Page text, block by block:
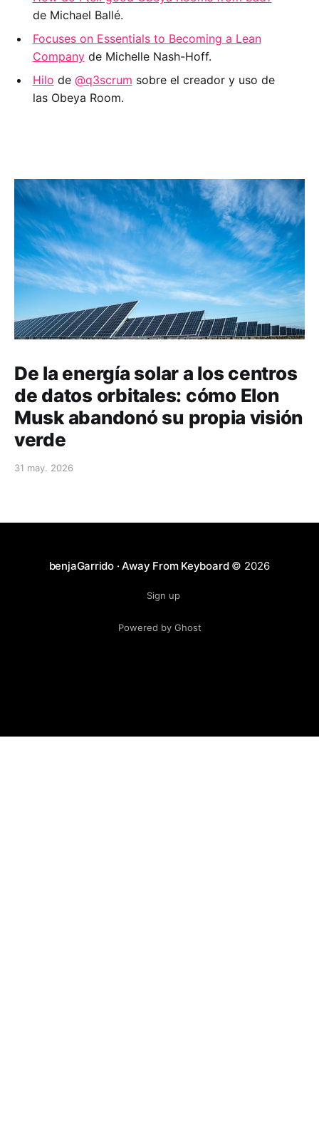
de Michael Ballé.
Focuses on Essentials to Becoming a Lean
Companyde Michelle Nash-Hoff.
Hilo de @q3scrum sobre el creador y uso de
las Obeya Room.
De la energía solar a los centros
de datos orbitales: cómo Elon
Musk abandonó su propia visión
verde
31 may. 2026
benjaGarrido · Away From Keyboard© 2026
Sign up
Powered by Ghost